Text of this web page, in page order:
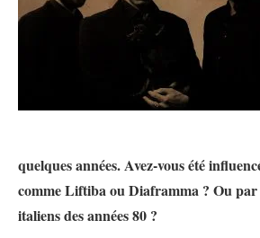
quelques années. Avez-vous été
comme Liftiba ou Diaframma ? Ou par
italiens des années 80 ?